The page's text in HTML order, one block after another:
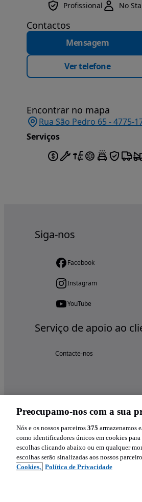
Profissional No
Contactos
Mensagem
Ver telefone
Encontrar no mapa
Rua São Pedro 65 -
Serviços
Siga-nos
Facebook
Instagram
YouTube
Serviço de apoio ao
Contacte-nos
Preocupamo-nos com a sua
Nós e os nossos parceiros 375 armazenamos
como identificadores únicos em cookies para
escolhas clicando abaixo ou em qualquer
escolhas serão sinalizadas aos nossos
Cookies, Política de Privacidade